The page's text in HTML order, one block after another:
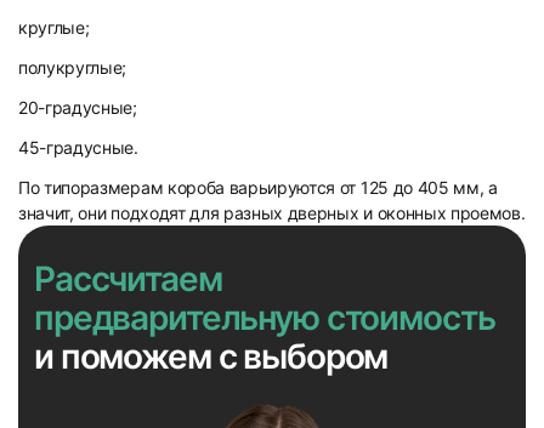
круглые;
полукруглые;
20-градусные;
45-градусные.
По типоразмерам короба варьируются от 125 до 405 мм, а
значит, они подходят для разных дверных и оконных проемов.
Рассчитаем
предварительную стоимость
и поможем с выбором